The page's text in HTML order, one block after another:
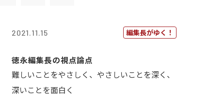
2021.11.15 編集長がゆく！
徳永編集長の視点論点
難しいことをやさしく、やさしいことを深く、
深いことを面白く